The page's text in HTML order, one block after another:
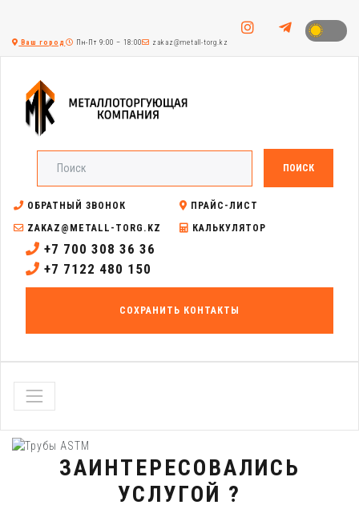
Ваш город Пн-Пт 9:00 – 18:00 zakaz@metall-torg.kz
ПОИСК
ОБРАТНЫЙ ЗВОНОК
ПРАЙС-ЛИСТ
ZAKAZ@METALL-TORG.KZ
КАЛЬКУЛЯТОР
+7 700 308 36 36
+7 7122 480 150
СОХРАНИТЬ КОНТАКТЫ
ЗАИНТЕРЕСОВАЛИСЬ
УСЛУГОЙ ?